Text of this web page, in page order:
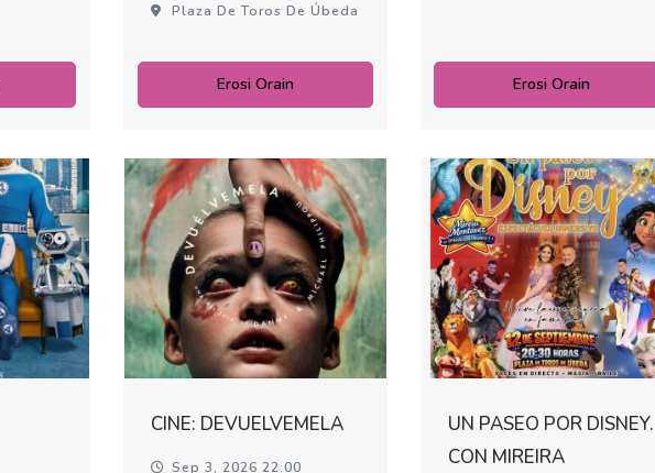
Plaza De Toros De Úbeda
Erosi Orain Erosi Orain
CINE: DEVUELVEMELA
Sep 3, 2026 22:00
UN PASEO POR DISNEY.
CON MIREIRA